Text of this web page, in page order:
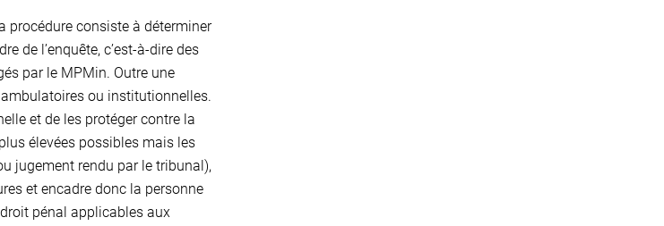
procédure consiste à déterminer
de l’enquête, c’est-à-dire des
par le MPMin. Outre une
ou institutionnelles.
et de les protéger contre la
élevées possibles mais les
jugement rendu par le tribunal),
et encadre donc la personne
pénal applicables aux